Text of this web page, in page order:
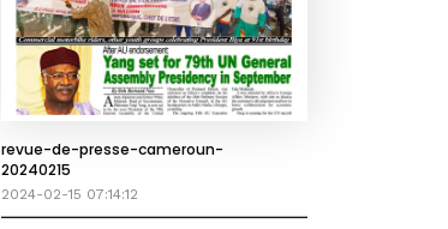
revue-de-presse-cameroun-
20240215
2024-02-15 07:14:12